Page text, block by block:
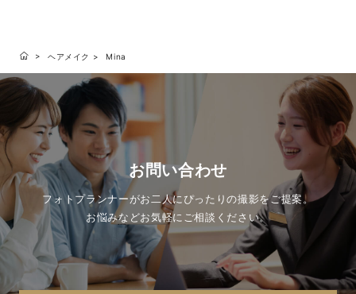
ヘアメイク Mina
お問い合わせ
フォトプランナーがお二人にぴったりの撮影をご提案。
お悩みなどお気軽にご相談ください。